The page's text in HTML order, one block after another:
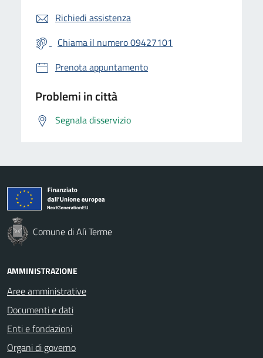
Richiedi assistenza
Chiama il numero 09427101
Prenota appuntamento
Problemi in città
Segnala disservizio
Comune di Alì Terme
AMMINISTRAZIONE
Aree amministrative
Documenti e dati
Enti e fondazioni
Organi di governo